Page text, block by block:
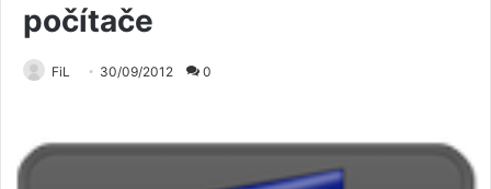
počítače
FiL 30/09/2012 0